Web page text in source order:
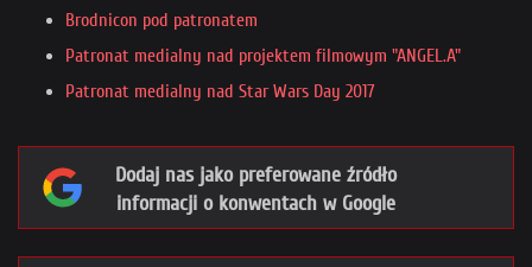
Brodnicon pod patronatem
Patronat medialny nad projektem filmowym "ANGEL.A"
Patronat medialny nad Star Wars Day 2017
Dodaj nas jako preferowane źródło
informacji o konwentach w Google